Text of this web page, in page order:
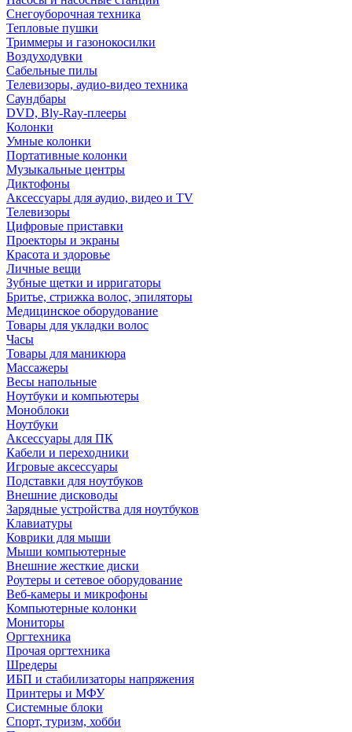
Снегоуборочная техника
Тепловые пушки
Триммеры и газонокосилки
Воздуходувки
Сабельные пилы
Телевизоры, аудио-видео техника
Саундбары
DVD, Bly-Ray-плееры
Колонки
Умные колонки
Портативные колонки
Музыкальные центры
Диктофоны
Аксессуары для аудио, видео и TV
Телевизоры
Цифровые приставки
Проекторы и экраны
Красота и здоровье
Личные вещи
Зубные щетки и ирригаторы
Бритье, стрижка волос, эпиляторы
Медицинское оборудование
Товары для укладки волос
Часы
Товары для маникюра
Массажеры
Весы напольные
Ноутбуки и компьютеры
Моноблоки
Ноутбуки
Аксессуары для ПК
Кабели и переходники
Игровые аксессуары
Подставки для ноутбуков
Внешние дисководы
Зарядные устройства для ноутбуков
Клавиатуры
Коврики для мыши
Мыши компьютерные
Внешние жесткие диски
Роутеры и сетевое оборудование
Веб-камеры и микрофоны
Компьютерные колонки
Мониторы
Оргтехника
Прочая оргтехника
Шредеры
ИБП и стабилизаторы напряжения
Принтеры и МФУ
Системные блоки
Спорт, туризм, хобби